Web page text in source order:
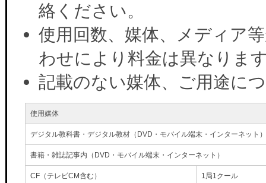
絡ください。
使用回数、媒体、メディア
わせにより料金は異なりま
記載のない媒体、ご用途に
使用媒体
デジタル教科書・デジタル教材（DVD・モバイル端末・インターネット）
書籍・雑誌記事内（DVD・モバイル端末・インターネット）
CF（テレビCM含む） 1局1クール